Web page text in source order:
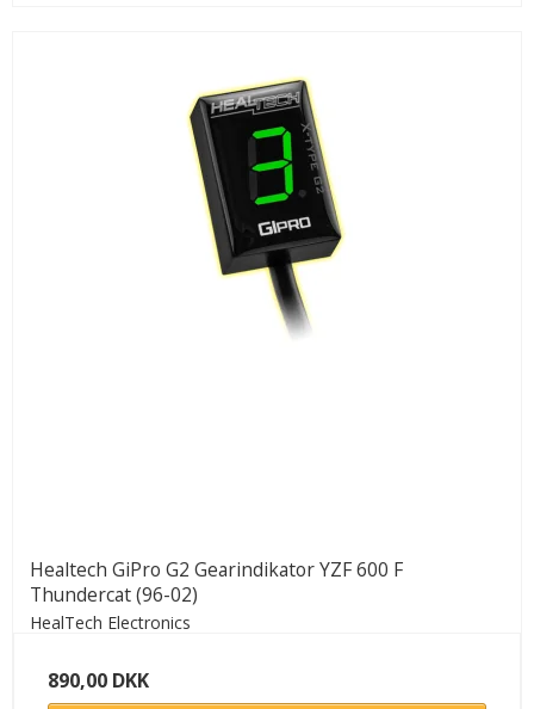
Healtech GiPro G2 Gearindikator YZF 600 F
Thundercat (96-02)
HealTech Electronics
890,00 DKK